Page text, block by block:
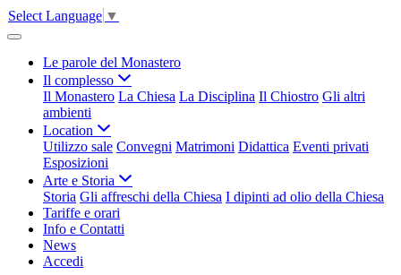
Select Language ▼
Le parole del Monastero
Il complesso
Il Monastero La Chiesa La Disciplina Il Chiostro Gli altri
ambienti
Location
Utilizzo sale Convegni Matrimoni Didattica Eventi privati
Esposizioni
Arte e Storia
Storia Gli affreschi della Chiesa I dipinti ad olio della Chiesa
Tariffe e orari
Info e Contatti
News
Accedi